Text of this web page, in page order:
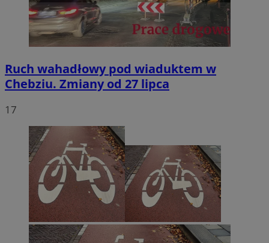
Ruch wahadłowy pod wiaduktem w
Chebziu. Zmiany od 27 lipca
17